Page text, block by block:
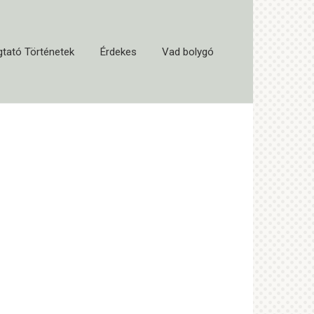
Történetek Érdekes Vad bolygó